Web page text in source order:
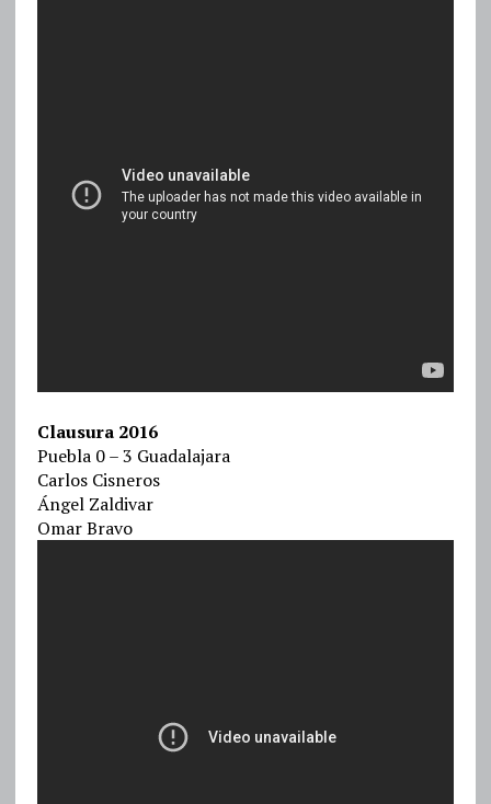
Clausura 2016
Puebla 0 – 3 Guadalajara
Carlos Cisneros
Ángel Zaldivar
Omar Bravo